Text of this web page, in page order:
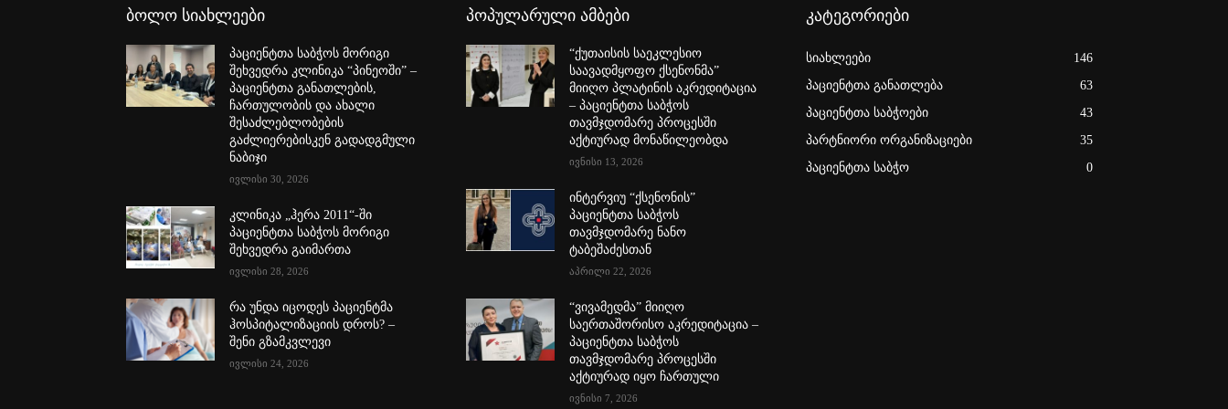
ბოლო სიახლეები
პაციენტთა საბჭოს მორიგი
შეხვედრა კლინიკა “პინეოში” –
პაციენტთა განათლების,
ჩართულობის და ახალი
შესაძლებლობების
გაძლიერებისკენ გადადგმული
ნაბიჯი
ივლისი 30, 2026
კლინიკა „ჰერა 2011“-ში
პაციენტთა საბჭოს მორიგი
შეხვედრა გაიმართა
ივლისი 28, 2026
რა უნდა იცოდეს პაციენტმა
ჰოსპიტალიზაციის დროს? –
შენი გზამკვლევი
ივლისი 24, 2026
პოპულარული ამბები
“ქუთაისის საეკლესიო
საავადმყოფო ქსენონმა”
მიიღო პლატინის აკრედიტაცია
– პაციენტთა საბჭოს
თავმჯდომარე პროცესში
აქტიურად მონაწილეობდა
ივნისი 13, 2026
ინტერვიუ “ქსენონის”
პაციენტთა საბჭოს
თავმჯდომარე ნანო
ტაბეშაძესთან
აპრილი 22, 2026
“ვივამედმა” მიიღო
საერთაშორისო აკრედიტაცია –
პაციენტთა საბჭოს
თავმჯდომარე პროცესში
აქტიურად იყო ჩართული
ივნისი 7, 2026
კატეგორიები
სიახლეები
146
პაციენტთა განათლება
63
პაციენტთა საბჭოები
43
პარტნიორი ორგანიზაციები
35
პაციენტთა საბჭო
0